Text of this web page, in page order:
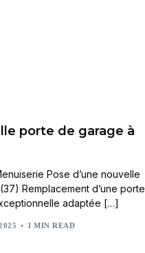
porte de garage à
Pose d’une nouvelle
Remplacement d’une porte
adaptée […]
1 MIN READ